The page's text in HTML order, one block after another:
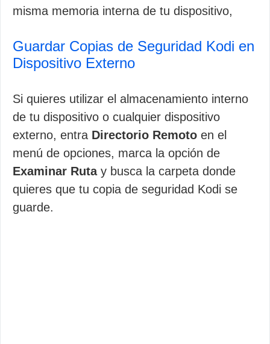
misma memoria interna de tu dispositivo,
Guardar Copias de Seguridad Kodi en
Dispositivo Externo
Si quieres utilizar el almacenamiento interno
de tu dispositivo o cualquier dispositivo
externo, entra Directorio Remoto en el
menú de opciones, marca la opción de
Examinar Rutay busca la carpeta donde
quieres que tu copia de seguridad Kodi se
guarde.